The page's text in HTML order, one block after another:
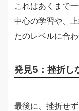
これはあくまで
中心の学習や、
たのレベルに合
発見5：挫折し
最後に、挫折せ